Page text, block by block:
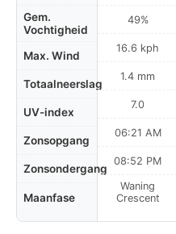
Gem.
Vochtigheid
Max. Wind
Totaalneerslag
UV-index
Zonsopgang
Zonsondergang
Maanfase
49%
16.6 kph
1.4 mm
7.0
06:21 AM
08:52 PM
Waning
Crescent